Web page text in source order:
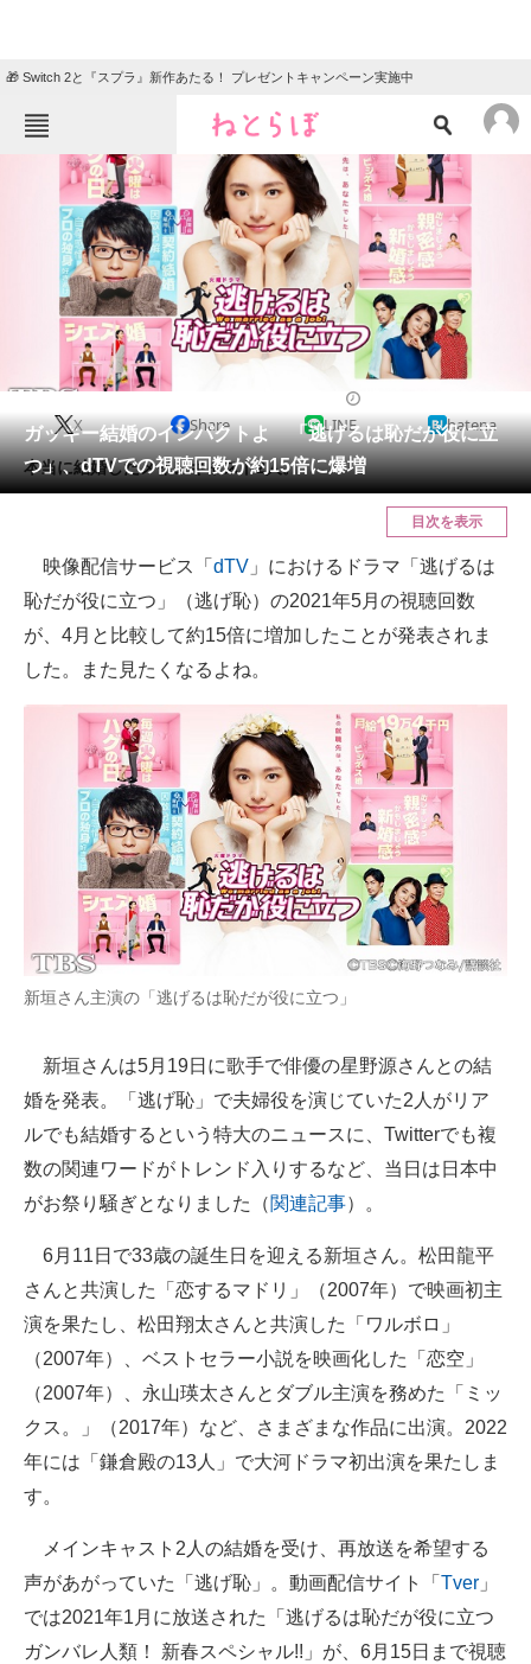
🎁 Switch 2と『スプラ』新作あたる！ プレゼントキャンペーン実施中
ねとらぼメニュー
ニュース
エンタメ クイズ
地域
教育・育児
会員記事
メディア
ITの今と未来を見通す
スマホと通信の最新トレンド
進化するPCとデバイスの未来
好きが集まる 比べて選べる
ビジネスと働き方のヒント
AI活用のいまが分かる
企業ITのトレンドを詳説
経営リーダーのコミュニティ
マーケ×ITの今がよく分かる
企業向けIT製品の総合サイト
IT製品の技術・比較・事例
製造業のIT導入・活用を支援
モノづくり技術者専門サイト
エレクトロニクス専門サイト
電子設計の基本と応用
エネルギーの専門メディア
ガッキー結婚のインパクトよ 「逃げるは恥だが役に立
つ」、dTVでの視聴回数が約15倍に爆増
X Share LINE hatena
本当に結婚したメインキャスト2人。
目次を表示
映像配信サービス「 dTV 」におけるドラマ「逃げるは
恥だが役に立つ」（逃げ恥）の2021年5月の視聴回数
が、4月と比較して約15倍に増加したことが発表されま
した。また見たくなるよね。
新垣さん主演の「逃げるは恥だが役に立つ」
新垣さんは5月19日に歌手で俳優の星野源さんとの結
婚を発表。「逃げ恥」で夫婦役を演じていた2人がリア
ルでも結婚するという特大のニュースに、Twitterでも複
数の関連ワードがトレンド入りするなど、当日は日本中
がお祭り騒ぎとなりました（関連記事）。
6月11日で33歳の誕生日を迎える新垣さん。松田龍平
さんと共演した「恋するマドリ」（2007年）で映画初主
演を果たし、松田翔太さんと共演した「ワルボロ」
（2007年）、ベストセラー小説を映画化した「恋空」
（2007年）、永山瑛太さんとダブル主演を務めた「ミッ
クス。」（2017年）など、さまざまな作品に出演。2022
年には「鎌倉殿の13人」で大河ドラマ初出演を果たしま
す。
メインキャスト2人の結婚を受け、再放送を希望する
声があがっていた「逃げ恥」。動画配信サイト「 Tver 」
では2021年1月に放送された「逃げるは恥だが役に立つ
ガンバレ人類！ 新春スペシャル!!」が、6月15日まで視聴